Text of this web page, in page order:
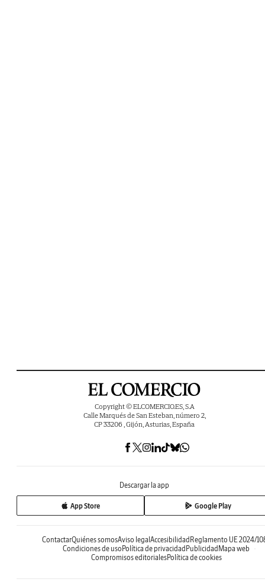
Copyright © ELCOMERCIO.ES, S.A
Calle Marqués de San Esteban, número 2,
CP 33206 , Gijón, Asturias, España
Descargar la app
App Store Google Play
ContactarQuiénes somosAviso legal Accesibilidad Reglamento UE 2024/
Condiciones de uso Política de privacidad Publicidad Mapa web
Compromisos editorialesPolítica de cookies